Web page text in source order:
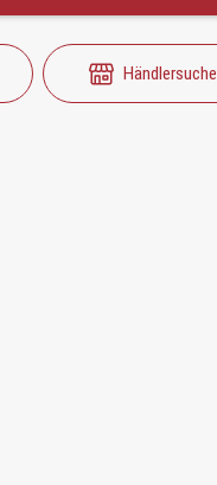
Händlersuche